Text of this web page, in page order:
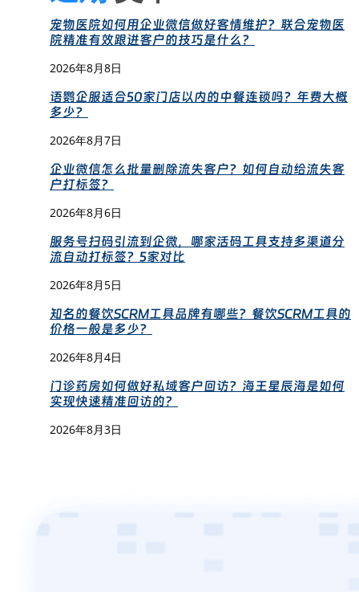
宠物医院如何用企业微信做好客情维护？联合宠物医
院精准有效跟进客户的技巧是什么？
2026年8月8日
语鹦企服适合50家门店以内的中餐连锁吗？年费大概
多少？
2026年8月7日
企业微信怎么批量删除流失客户？如何自动给流失客
户打标签？
2026年8月6日
服务号扫码引流到企微，哪家活码工具支持多渠道分
流自动打标签？5家对比
2026年8月5日
知名的餐饮SCRM工具品牌有哪些？餐饮SCRM工具的
价格一般是多少？
2026年8月4日
门诊药房如何做好私域客户回访？海王星辰海是如何
实现快速精准回访的？
2026年8月3日